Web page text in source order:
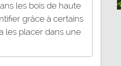
les bois de haute
grâce à certains
les placer dans une